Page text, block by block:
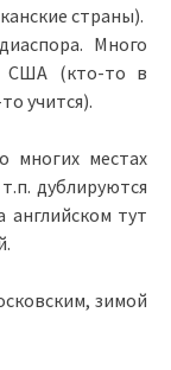
страны).
Много
США (кто-то в
учится).
многих местах
дублируются
английском тут
зимой